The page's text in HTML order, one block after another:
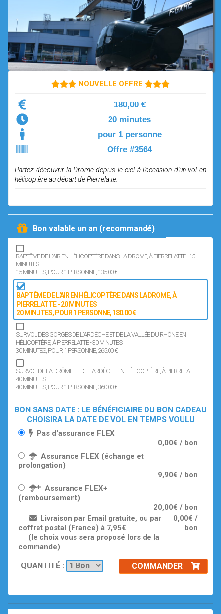
OPEN SUBMENU (SIMULATEUR)
SIMULATEUR
OPEN SUBMENU (DRÔNE)
DRÔNE
NOUVELLE OFFRE
180,00 €
20 minutes
pour 1 personne
Offre #3564
Partez découvrir la Drome depuis le ciel à l'occasion d'un vol en
hélicoptère au départ de Pierrelatte.
Bon valable un an (recommandé)
BAPTÊME DE L'AIR EN HÉLICOPTÈRE DANS LA DROME, À PIERRELATTE - 15
MINUTES
15 MINUTES, POUR 1 PERSONNE, 135.00 €
BAPTÊME DE L'AIR EN HÉLICOPTÈRE DANS LA DROME, À
PIERRELATTE - 20 MINUTES
20 MINUTES, POUR 1 PERSONNE, 180.00 €
SURVOL DES GORGES DE L'ARDÈCHE ET DE LA VALLÉE DU RHÔNE EN
HÉLICOPTÈRE, À PIERRELATTE - 30 MINUTES
30 MINUTES, POUR 1 PERSONNE, 265.00 €
SURVOL DE LA DRÔME ET DE L'ARDÈCHE EN HÉLICOPTÈRE, À PIERRELATTE -
40 MINUTES
40 MINUTES, POUR 1 PERSONNE, 360.00 €
BON SANS DATE : LE BÉNÉFICIAIRE DU BON CADEAU
CHOISIRA LA DATE DE VOL EN TEMPS VOULU
Pas d'assurance FLEX
0,00€ / bon
Assurance FLEX (échange et
prolongation)
9,90€ / bon
Assurance FLEX+
(remboursement)
20,00€ / bon
Livraison par Email gratuite, ou par
coffret postal (France) à 7,95€
(le choix vous sera proposé lors de la
commande)
0,00€ /
bon
QUANTITÉ : COMMANDER